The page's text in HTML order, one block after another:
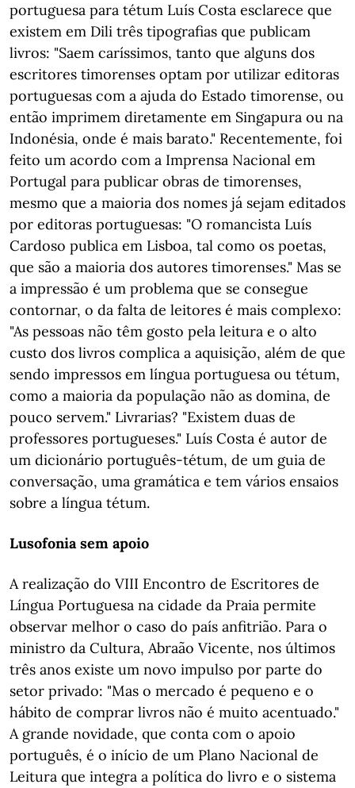
portuguesa para tétum Luís Costa esclarece que
existem em Dili três tipografias que publicam
livros: "Saem caríssimos, tanto que alguns dos
escritores timorenses optam por utilizar editoras
portuguesas com a ajuda do Estado timorense, ou
então imprimem diretamente em Singapura ou na
Indonésia, onde é mais barato." Recentemente, foi
feito um acordo com a Imprensa Nacional em
Portugal para publicar obras de timorenses,
mesmo que a maioria dos nomes já sejam editados
por editoras portuguesas: "O romancista Luís
Cardoso publica em Lisboa, tal como os poetas,
que são a maioria dos autores timorenses." Mas se
a impressão é um problema que se consegue
contornar, o da falta de leitores é mais complexo:
"As pessoas não têm gosto pela leitura e o alto
custo dos livros complica a aquisição, além de que
sendo impressos em língua portuguesa ou tétum,
como a maioria da população não as domina, de
pouco servem." Livrarias? "Existem duas de
professores portugueses." Luís Costa é autor de
um dicionário português-tétum, de um guia de
conversação, uma gramática e tem vários ensaios
sobre a língua tétum.
Lusofonia sem apoio
A realização do VIII Encontro de Escritores de
Língua Portuguesa na cidade da Praia permite
observar melhor o caso do país anfitrião. Para o
ministro da Cultura, Abraão Vicente, nos últimos
três anos existe um novo impulso por parte do
setor privado: "Mas o mercado é pequeno e o
hábito de comprar livros não é muito acentuado."
A grande novidade, que conta com o apoio
português, é o início de um Plano Nacional de
Leitura que integra a política do livro e o sistema